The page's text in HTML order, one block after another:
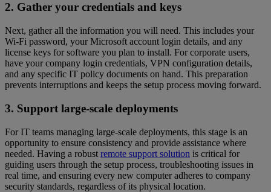
2. Gather your credentials and keys
Next, gather all the information you will need. This includes your
Wi-Fi password, your Microsoft account login details, and any
license keys for software you plan to install. For corporate users,
have your company login credentials, VPN configuration details,
and any specific IT policy documents on hand. This preparation
prevents interruptions and keeps the setup process moving forward.
3. Support large-scale deployments
For IT teams managing large-scale deployments, this stage is an
opportunity to ensure consistency and provide assistance where
needed. Having a robust remote support solution is critical for
guiding users through the setup process, troubleshooting issues in
real time, and ensuring every new computer adheres to company
security standards, regardless of its physical location.